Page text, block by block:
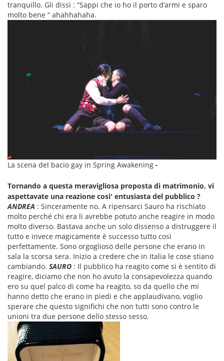
tranquillo. Gli dissi : “Sappi che io ho il porto d’armi e sparo
molto bene “ ahahhahaha.
La scena del bacio gay in Spring Awakening -
Tornando a questa meravigliosa proposta di matrimonio, vi
aspettavate una reazione cosi' entusiasta del pubblico ?
ANDREA : Sinceramente no. A ripensarci Sauro ha rischiato
molto perché chi era li avrebbe potuto anche reagire in modo
molto diverso. Bastava anche un solo dissenso a distruggere il
tutto e invece magicamente è successo tutto così
perfettamente. Sono orgoglioso delle persone che erano in
sala la scorsa sera. Inizio a credere che in Italia le cose stiano
cambiando. SAURO : Il pubblico ha reagito come si è sentito di
reagire, diciamo che non ho avuto la consapevolezza quando
ero su quel palco di come ha reagito, so da quello che mi
hanno detto che erano in piedi e che applaudivano, voglio
sperare che questo significhi che non tutti sono contro le
unioni tra due persone dello stesso sesso.